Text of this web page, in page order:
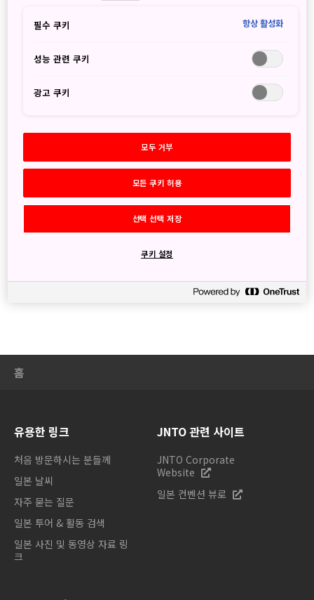
홈
유용한 링크
처음 방문하시는 분들께
일본 날씨
자주 묻는 질문
일본 투어 & 활동 검색
일본 사진 및 동영상 자료 링
크
JNTO 관련 사이트
JNTO Corporate
Website
일본 컨벤션 뷰로
필수 쿠키 항상 활성화
성능 관련 쿠키
광고 쿠키
모두 거부
모든 쿠키 허용
선택 선택 저장
쿠키 설정